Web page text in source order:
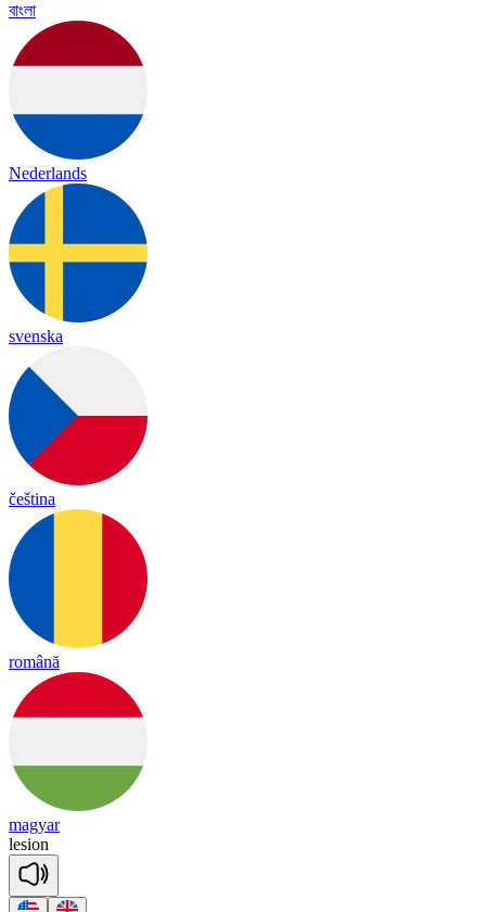
বাংলা
Nederlands
svenska
čeština
română
magyar
lesion